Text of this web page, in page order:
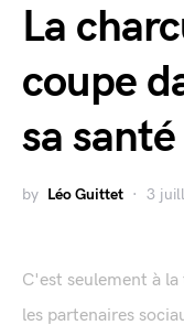
La
coupe
sa
by Léo Guittet 3
C'est seulement à
les partenaires